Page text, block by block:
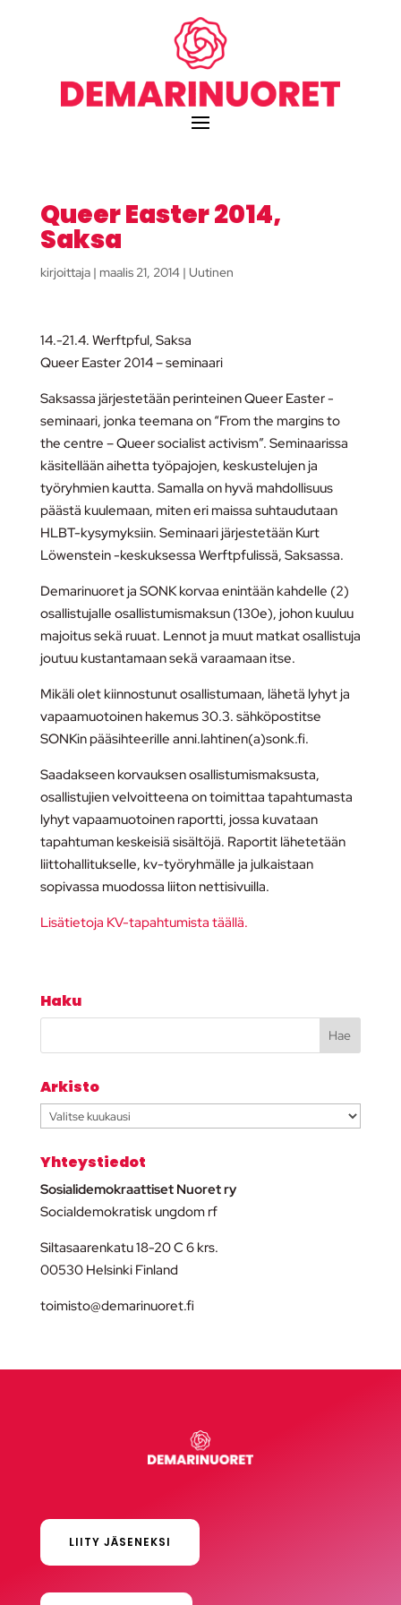
Queer Easter 2014,
Saksa
kirjoittaja | maalis 21, 2014| Uutinen
14.-21.4. Werftpful, Saksa
Queer Easter 2014 – seminaari
Saksassa järjestetään perinteinen Queer Easter -
seminaari, jonka teemana on “From the margins to
the centre – Queer socialist activism”. Seminaarissa
käsitellään aihetta työpajojen, keskustelujen ja
työryhmien kautta. Samalla on hyvä mahdollisuus
päästä kuulemaan, miten eri maissa suhtaudutaan
HLBT-kysymyksiin. Seminaari järjestetään Kurt
Löwenstein -keskuksessa Werftpfulissä, Saksassa.
Demarinuoret ja SONK korvaa enintään kahdelle (2)
osallistujalle osallistumismaksun (130e), johon kuuluu
majoitus sekä ruuat. Lennot ja muut matkat osallistuja
joutuu kustantamaan sekä varaamaan itse.
Mikäli olet kiinnostunut osallistumaan, lähetä lyhyt ja
vapaamuotoinen hakemus 30.3. sähköpostitse
SONKin pääsihteerille anni.lahtinen(a)sonk.fi.
Saadakseen korvauksen osallistumismaksusta,
osallistujien velvoitteena on toimittaa tapahtumasta
lyhyt vapaamuotoinen raportti, jossa kuvataan
tapahtuman keskeisiä sisältöjä. Raportit lähetetään
liittohallitukselle, kv-työryhmälle ja julkaistaan
sopivassa muodossa liiton nettisivuilla.
Lisätietoja KV-tapahtumista täällä.
Haku
Arkisto
Arkisto
Yhteystiedot
Sosialidemokraattiset Nuoret ry
Socialdemokratisk ungdom rf
Siltasaarenkatu 18-20 C 6 krs.
00530 Helsinki Finland
toimisto@demarinuoret.fi
LIITY JÄSENEKSI